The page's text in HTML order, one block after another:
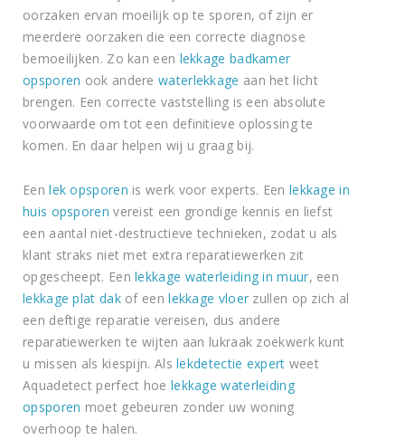
oorzaken ervan moeilijk op te sporen, of zijn er
meerdere oorzaken die een correcte diagnose
bemoeilijken. Zo kan een lekkage badkamer
opsporen ook anderewaterlekkage aan het licht
brengen. Een correcte vaststelling is een absolute
voorwaarde om tot een definitieve oplossing te
komen. En daar helpen wij u graag bij.
Eenlek opsporen is werk voor experts. Een lekkage in
huis opsporen vereist een grondige kennis en liefst
een aantal niet-destructieve technieken, zodat u als
klant straks niet met extra reparatiewerken zit
opgescheept. Eenlekkage waterleiding in muur, een
lekkage plat dakof eenlekkage vloer zullen op zich al
een deftige reparatie vereisen, dus andere
reparatiewerken te wijten aan lukraak zoekwerk kunt
u missen als kiespijn. Alslekdetectie expert weet
Aquadetect perfect hoe lekkage waterleiding
opsporen moet gebeuren zonder uw woning
overhoop te halen.